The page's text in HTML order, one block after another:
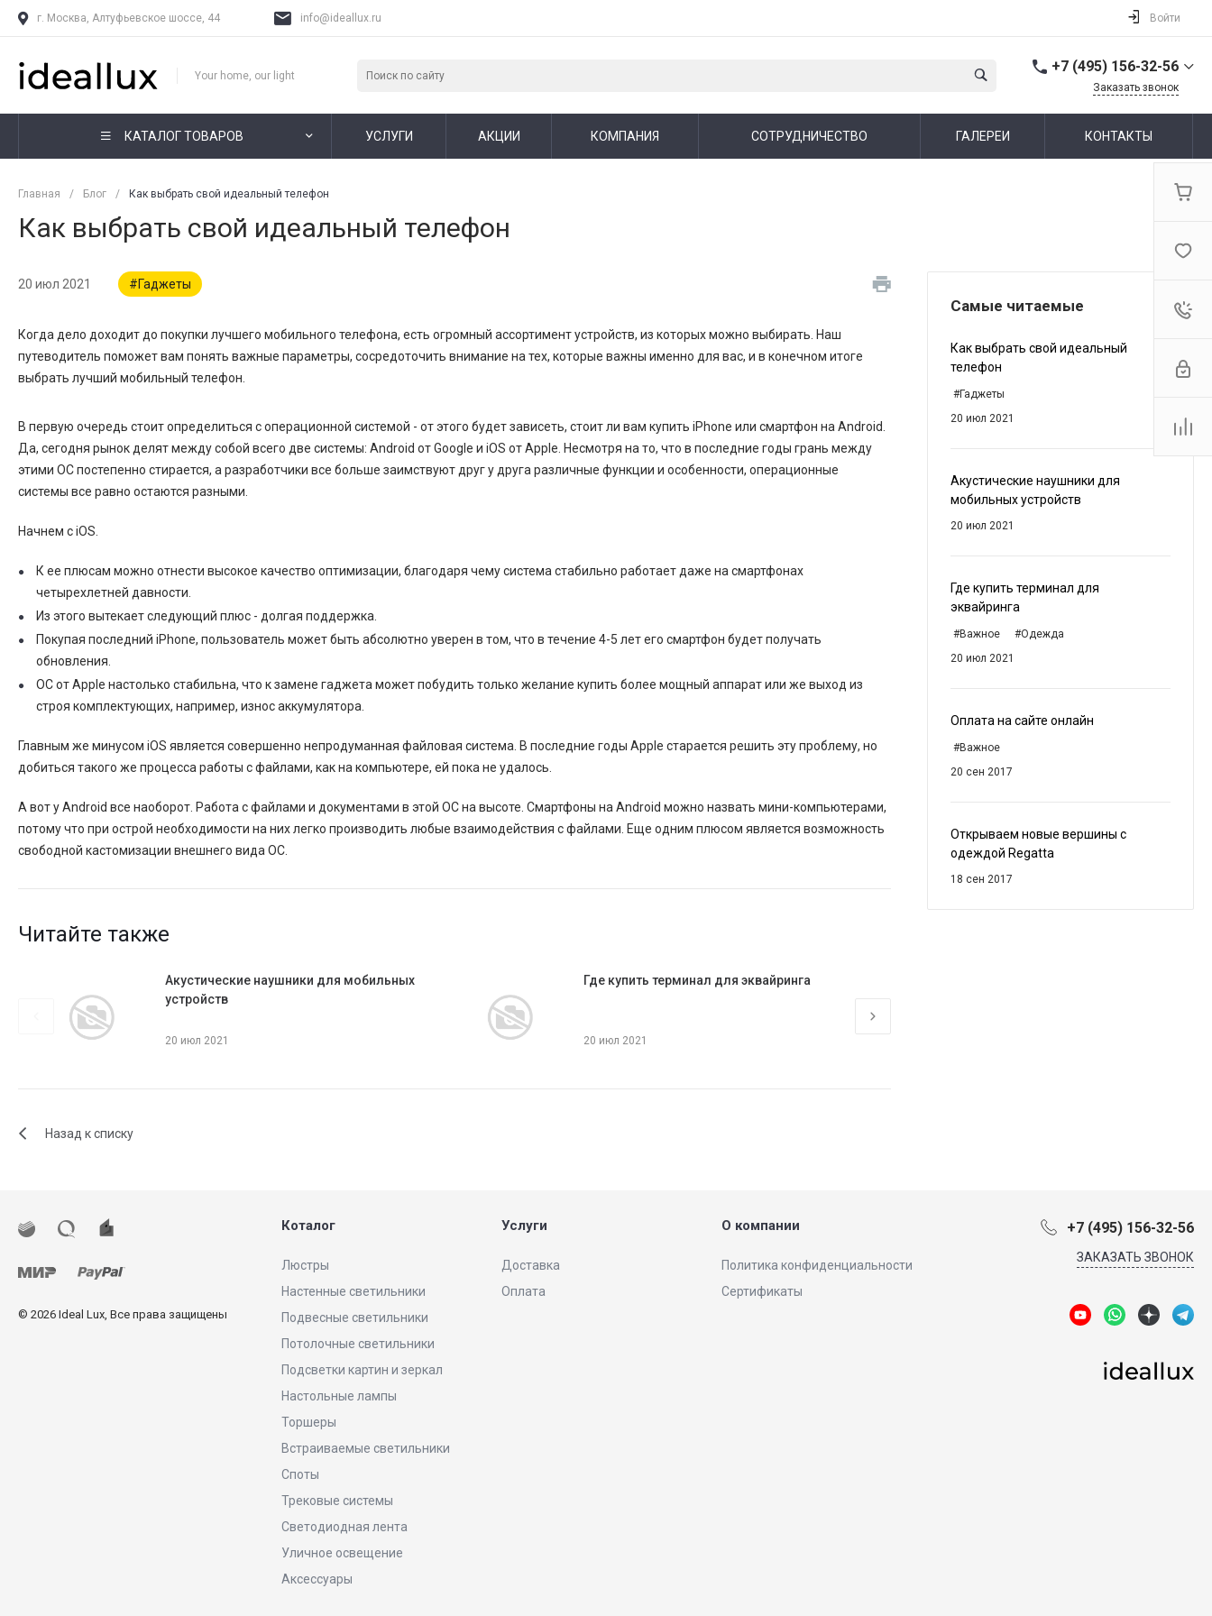
г. Москва, Алтуфьевское шоссе, 44 info@ideallux.ru Войти
Your home, our light
+7 (495) 156-32-56
г. Москва,
Пн-Пт: 10:00-19:00 Cб-Вс:
Заказать звонок
КАТАЛОГ ТОВАРОВ УСЛУГИ АКЦИИ КОМПАНИЯ СОТРУДНИЧЕСТВО ГАЛЕРЕИ КОНТАКТЫ
Главная / Блог / Как выбрать свой идеальный телефон
Как выбрать свой идеальный телефон
Самые читаемые
Как выбрать свой идеальный
телефон
#Гаджеты
20 июл 2021
Акустические наушники для
мобильных устройств
20 июл 2021
Где купить терминал для
эквайринга
#Важное
#Одежда
20 июл 2021
Оплата на сайте онлайн
#Важное
20 сен 2017
Открываем новые вершины с
одеждой Regatta
18 сен 2017
20 июл 2021 #Гаджеты
Когда дело доходит до покупки лучшего мобильного телефона, есть огромный ассортимент устройств, из которых можно выбирать. Наш
путеводитель поможет вам понять важные параметры, сосредоточить внимание на тех, которые важны именно для вас, и в конечном итоге
выбрать лучший мобильный телефон.
В первую очередь стоит определиться с операционной системой - от этого будет зависеть, стоит ли вам купить iPhone или смартфон на Android.
Да, сегодня рынок делят между собой всего две системы: Android от Google и iOS от Apple. Несмотря на то, что в последние годы грань между
этими ОС постепенно стирается, а разработчики все больше заимствуют друг у друга различные функции и особенности, операционные
системы все равно остаются разными.
Начнем с iOS.
К ее плюсам можно отнести высокое качество оптимизации, благодаря чему система стабильно работает даже на смартфонах
четырехлетней давности.
Из этого вытекает следующий плюс - долгая поддержка.
Покупая последний iPhone, пользователь может быть абсолютно уверен в том, что в течение 4-5 лет его смартфон будет получать
обновления.
ОС от Apple настолько стабильна, что к замене гаджета может побудить только желание купить более мощный аппарат или же выход из
строя комплектующих, например, износ аккумулятора.
Главным же минусом iOS является совершенно непродуманная файловая система. В последние годы Apple старается решить эту проблему, но
добиться такого же процесса работы с файлами, как на компьютере, ей пока не удалось.
А вот у Android все наоборот. Работа с файлами и документами в этой ОС на высоте. Смартфоны на Android можно назвать мини-компьютерами,
потому что при острой необходимости на них легко производить любые взаимодействия с файлами. Еще одним плюсом является возможность
свободной кастомизации внешнего вида ОС.
Читайте также
Акустические наушники для мобильных
устройств
20 июл 2021
Где купить терминал для эквайринга
20 июл 2021
Назад к списку
© 2026 Ideal Lux, Все права защищены
Коталог
Люстры
Настенные светильники
Подвесные светильники
Потолочные светильники
Подсветки картин и зеркал
Настольные лампы
Торшеры
Встраиваемые светильники
Споты
Трековые системы
Светодиодная лента
Уличное освещение
Аксессуары
Услуги
Доставка
Оплата
О компании
Политика конфиденциальности
Сертификаты
+7 (495) 156-32-56
ЗАКАЗАТЬ ЗВОНОК